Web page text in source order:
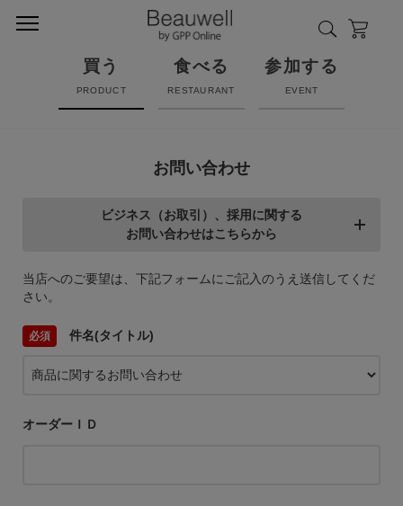
買う
PRODUCT
食べる
RESTAURANT
参加する
EVENT
お問い合わせ
ビジネス（お取引）、採用に関する
お問い合わせはこちらから
当店へのご要望は、下記フォームにご記入のうえ送信してくだ
さい。
件名(タイトル)
オーダーＩＤ